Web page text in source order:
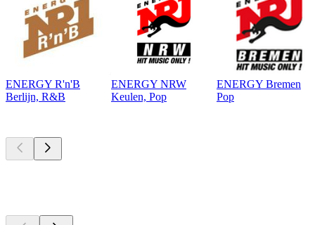
ENERGY R'n'B
Berlijn, R&B
ENERGY NRW
Keulen, Pop
ENERGY Bremen
Pop